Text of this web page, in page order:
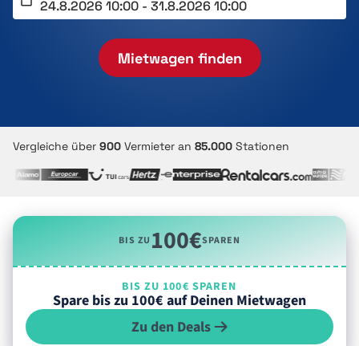
Mietwagen finden
Vergleiche über 900 Vermieter an 85.000 Stationen
BIS ZU100€SPAREN
BIS ZU 100€ SPAREN
Spare bis zu 100€ auf Deinen Mietwagen
Zu den Deals